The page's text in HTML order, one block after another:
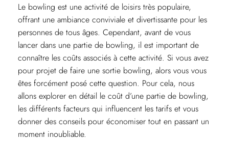
Le bowling est une activité de loisirs très populaire,
offrant une ambiance conviviale et divertissante pour les
personnes de tous âges. Cependant, avant de vous
lancer dans une partie de bowling, il est important de
connaître les coûts associés à cette activité. Si vous avez
pour projet de faire une sortie bowling, alors vous vous
êtes forcément posé cette question. Pour cela, nous
allons explorer en détail le coût d’une partie de bowling,
les différents facteurs qui influencent les tarifs et vous
donner des conseils pour économiser tout en passant un
moment inoubliable.